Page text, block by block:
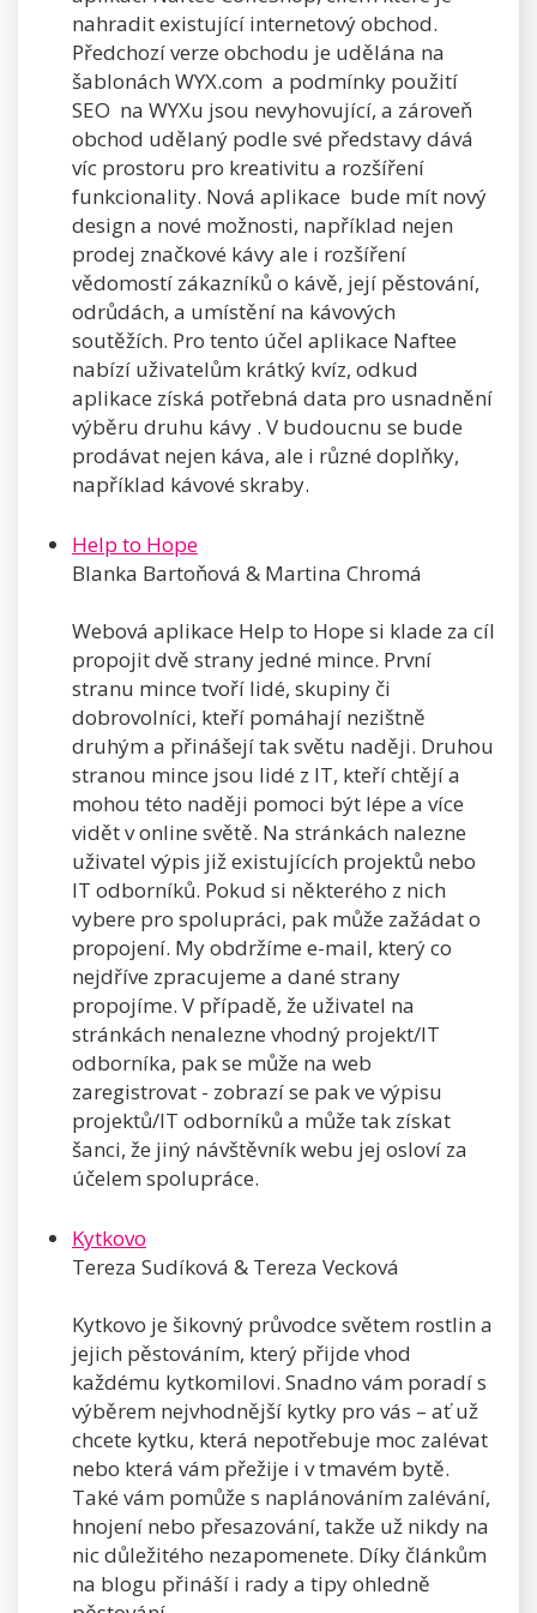
nahradit existující internetový obchod.
Předchozí verze obchodu je udělána na
šablonách WYX.com a podmínky použití
SEO na WYXu jsou nevyhovující, a zároveň
obchod udělaný podle své představy dává
víc prostoru pro kreativitu a rozšíření
funkcionality. Nová aplikace bude mít nový
design a nové možnosti, například nejen
prodej značkové kávy ale i rozšíření
vědomostí zákazníků o kávě, její pěstování,
odrůdách, a umístění na kávových
soutěžích. Pro tento účel aplikace Naftee
nabízí uživatelům krátký kvíz, odkud
aplikace získá potřebná data pro usnadnění
výběru druhu kávy . V budoucnu se bude
prodávat nejen káva, ale i různé doplňky,
například kávové skraby.
Help to Hope
Blanka Bartoňová & Martina Chromá
Webová aplikace Help to Hope si klade za cíl
propojit dvě strany jedné mince. První
stranu mince tvoří lidé, skupiny či
dobrovolníci, kteří pomáhají nezištně
druhým a přinášejí tak světu naději. Druhou
stranou mince jsou lidé z IT, kteří chtějí a
mohou této naději pomoci být lépe a více
vidět v online světě. Na stránkách nalezne
uživatel výpis již existujících projektů nebo
IT odborníků. Pokud si některého z nich
vybere pro spolupráci, pak může zažádat o
propojení. My obdržíme e-mail, který co
nejdříve zpracujeme a dané strany
propojíme. V případě, že uživatel na
stránkách nenalezne vhodný projekt/IT
odborníka, pak se může na web
zaregistrovat - zobrazí se pak ve výpisu
projektů/IT odborníků a může tak získat
šanci, že jiný návštěvník webu jej osloví za
účelem spolupráce.
Kytkovo
Tereza Sudíková & Tereza Vecková
Kytkovo je šikovný průvodce světem rostlin a
jejich pěstováním, který přijde vhod
každému kytkomilovi. Snadno vám poradí s
výběrem nejvhodnější kytky pro vás – ať už
chcete kytku, která nepotřebuje moc zalévat
nebo která vám přežije i v tmavém bytě.
Také vám pomůže s naplánováním zalévání,
hnojení nebo přesazování, takže už nikdy na
nic důležitého nezapomenete. Díky článkům
na blogu přináší i rady a tipy ohledně